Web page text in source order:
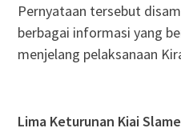
Pernyataan tersebut
berbagai informasi yang
menjelang pelaksanaan
Lima Keturunan Kiai